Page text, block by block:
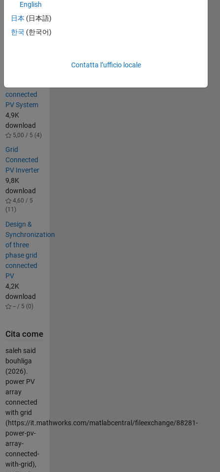
zwuitina@yahoo.com
Altre
connected
PV System
4,9K
download
5,00 / 5 (4)
Grid
Connected
PV Inverter
9,8K
download
4,60 / 5
(11)
Design &
Synchronization
of three
phase grid
connected
PV
4,2K
download
-- / 5 (0)
Cita come
saleh said
bouhliga
(2026).
power PV
array
connected
with grid
(https://it.mathworks.com/matlabcentral/fileexchange/88281-
power-pv-
array-
connected-
with-grid),
English
日本 (日本語)
한국 (한국어)
Contatta l’ufficio locale